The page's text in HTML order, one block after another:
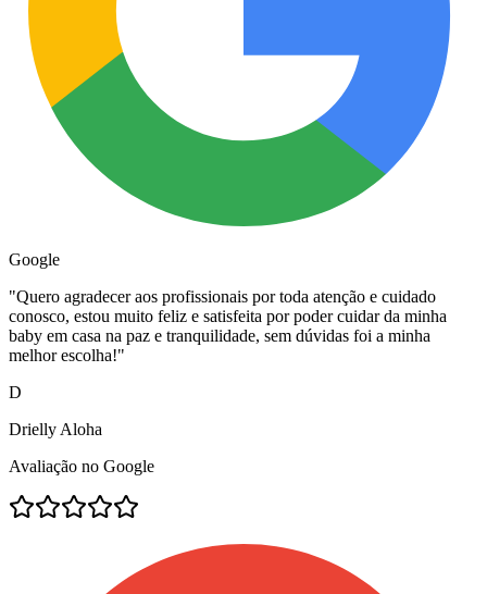
Google
"Quero agradecer aos profissionais por toda atenção e cuidado
conosco, estou muito feliz e satisfeita por poder cuidar da minha
baby em casa na paz e tranquilidade, sem dúvidas foi a minha
melhor escolha!"
D
Drielly Aloha
Avaliação no Google